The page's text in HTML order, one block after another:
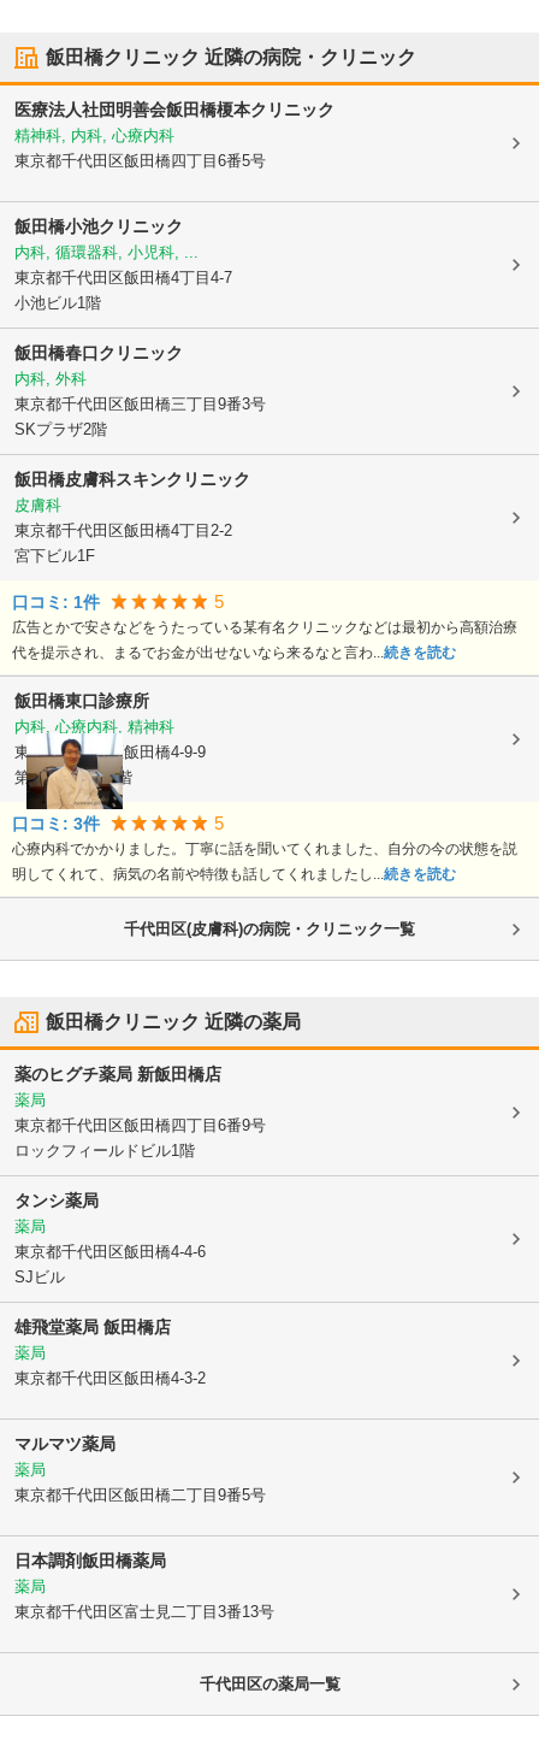
飯田橋クリニック 近隣の病院・クリニック
医療法人社団明善会飯田橋榎本クリニック
精神科, 内科, 心療内科
東京都千代田区飯田橋四丁目6番5号
飯田橋小池クリニック
内科, 循環器科, 小児科, ...
東京都千代田区飯田橋4丁目4-7
小池ビル1階
飯田橋春口クリニック
内科, 外科
東京都千代田区飯田橋三丁目9番3号
SKプラザ2階
飯田橋皮膚科スキンクリニック
皮膚科
東京都千代田区飯田橋4丁目2-2
宮下ビル1F
口コミ: 1件 5
広告とかで安さなどをうたっている某有名クリニックなどは最初から高額治療
代を提示され、まるでお金が出せないなら来るなと言わ...続きを読む
飯田橋東口診療所
内科, 心療内科, 精神科
東京都千代田区飯田橋4-9-9
第七田中ビル8階
口コミ: 3件 5
心療内科でかかりました。丁寧に話を聞いてくれました、自分の今の状態を説
明してくれて、病気の名前や特徴も話してくれましたし...続きを読む
千代田区(皮膚科)の病院・クリニック一覧
飯田橋クリニック 近隣の薬局
薬のヒグチ薬局 新飯田橋店
薬局
東京都千代田区飯田橋四丁目6番9号
ロックフィールドビル1階
タンシ薬局
薬局
東京都千代田区飯田橋4-4-6
SJビル
雄飛堂薬局 飯田橋店
薬局
東京都千代田区飯田橋4-3-2
マルマツ薬局
薬局
東京都千代田区飯田橋二丁目9番5号
日本調剤飯田橋薬局
薬局
東京都千代田区富士見二丁目3番13号
千代田区の薬局一覧